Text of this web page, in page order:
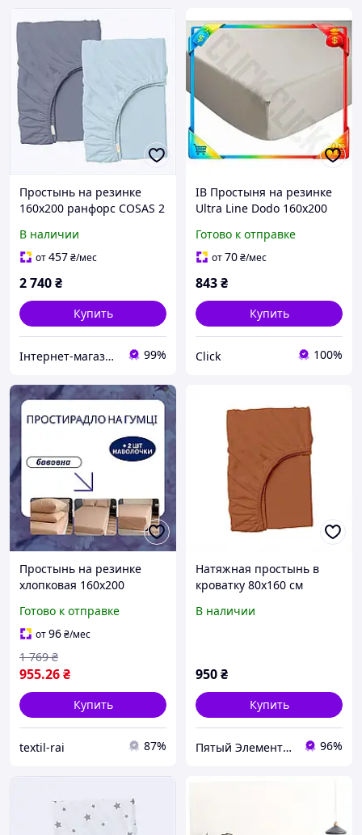
Простынь на резинке
160х200 ранфорс COSAS 2
85P5E8654
В наличии
от457₴/мес
2 740₴
Купить
Інтернет-магазин SaleX 99%
ІВ Простыня на резинке
Ultra Line Dodo 160х200
наматрасник для
двуспального матраса
Готово к отправке
от70₴/мес
843₴
Купить
Click 100%
Простынь на резинке
хлопковая 160х200
простыни турция
Простынь для матраса
мягкая
Готово к отправке
от96₴/мес
955.26₴
1 769 ₴
Купить
textil-rai 87%
Натяжная простынь в
кроватку 80х160 см
В наличии
950₴
Купить
Пятый Элемент - всё, что вам нужно 96%